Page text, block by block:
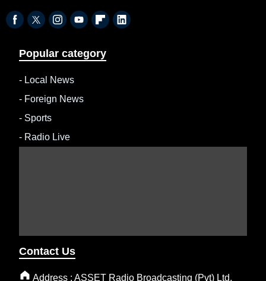
Popular category
- Local News
- Foreign News
- Sports
- Radio Live
Contact Us
Address : ASSET Radio Broadcasting (Pvt) Ltd,